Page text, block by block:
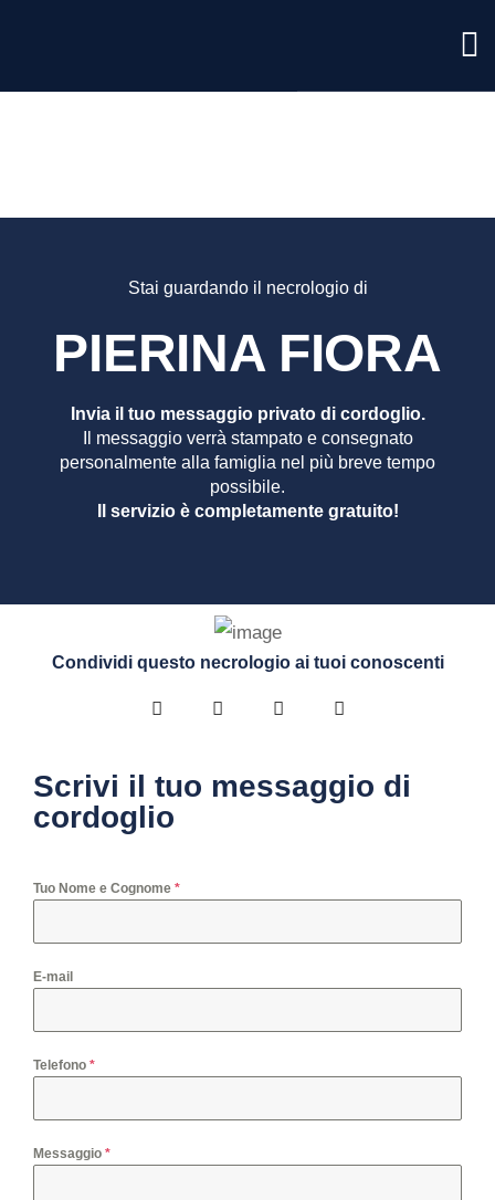
FIORA
Stai guardando il necrologio di
PIERINA FIORA
Invia il tuo messaggio privato di cordoglio.
Il messaggio verrà stampato e consegnato
personalmente alla famiglia nel più breve tempo
possibile.
Il servizio è completamente gratuito!
Condividi questo necrologio ai tuoi conoscenti
Scrivi il tuo messaggio di
cordoglio
Tuo Nome e Cognome *
E-mail
Telefono *
Messaggio *